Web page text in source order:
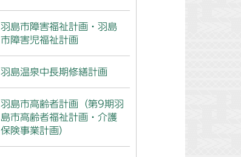
羽島市障害福祉計画・羽島
市障害児福祉計画
羽島温泉中長期修繕計画
羽島市高齢者計画（第9期羽
島市高齢者福祉計画・介護
保険事業計画）